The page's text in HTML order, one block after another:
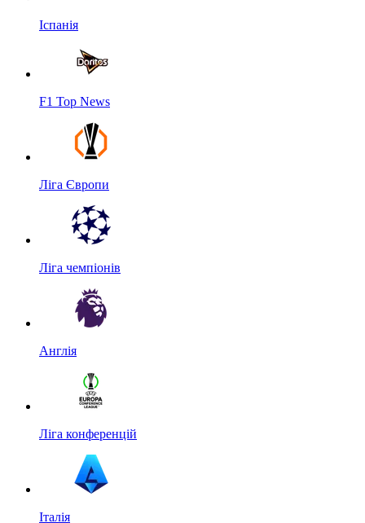
Іспанія
F1 Top News
Ліга Європи
Ліга чемпіонів
Англія
Ліга конференцій
Італія